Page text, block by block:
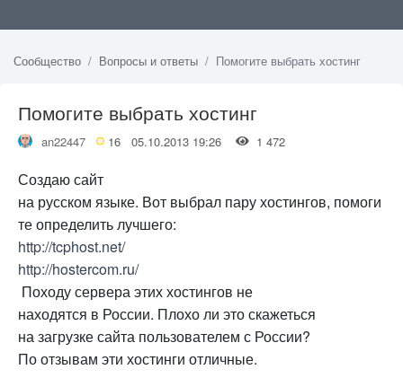
Сообщество Вопросы и ответы Помогите выбрать хостинг
Помогите выбрать хостинг
an22447 16 05.10.2013 19:26 1 472
Создаю сайт
на русском языке. Вот выбрал пару хостингов, помоги
те определить лучшего:
http://tcphost.net/
http://hostercom.ru/
Походу сервера этих хостингов не
находятся в России. Плохо ли это скажеться
на загрузке сайта пользователем с России?
По отзывам эти хостинги отличные.